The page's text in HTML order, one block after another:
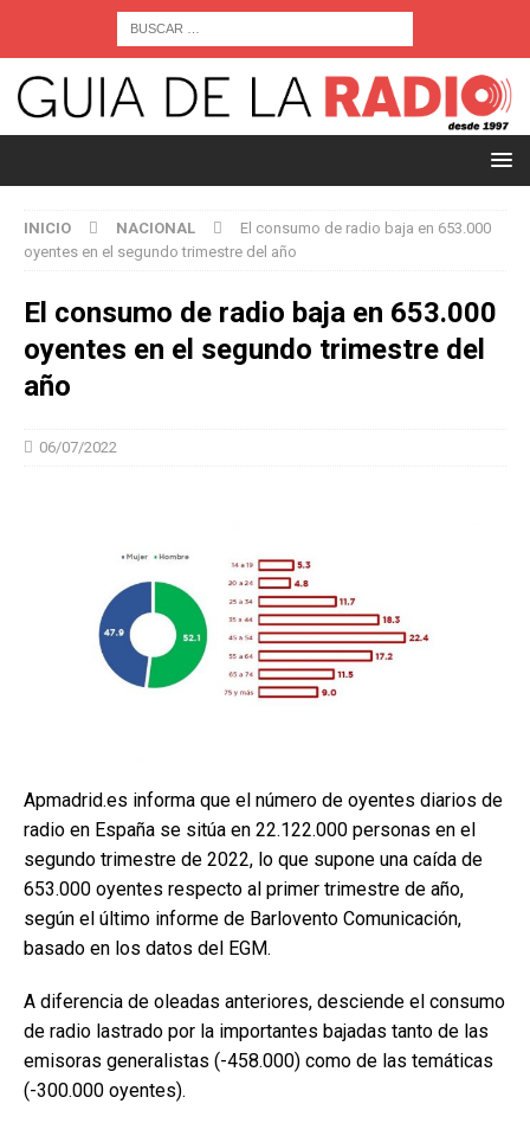
INICIO NACIONAL
El consumo de radio baja en 653.000
oyentes en el segundo trimestre del año
El consumo de radio baja en 653.000
oyentes en el segundo trimestre del
año
06/07/2022
Apmadrid.es informa que el número de oyentes diarios de
radio en España se sitúa en 22.122.000 personas en el
segundo trimestre de 2022, lo que supone una caída de
653.000 oyentes respecto al primer trimestre de año,
según el último informe de Barlovento Comunicación,
basado en los datos del EGM.
A diferencia de oleadas anteriores, desciende el consumo
de radio lastrado por la importantes bajadas tanto de las
emisoras generalistas (-458.000) como de las temáticas
(-300.000 oyentes).